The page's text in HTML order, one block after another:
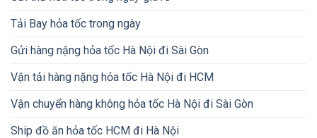
Tải Bay hỏa tốc trong ngày
Gửi hàng nặng hỏa tốc Hà Nội đi Sài Gòn
Vận tải hàng nặng hỏa tốc Hà Nội đi HCM
Vận chuyển hàng không hỏa tốc Hà Nội đi Sài Gòn
Ship đồ ăn hỏa tốc HCM đi Hà Nội